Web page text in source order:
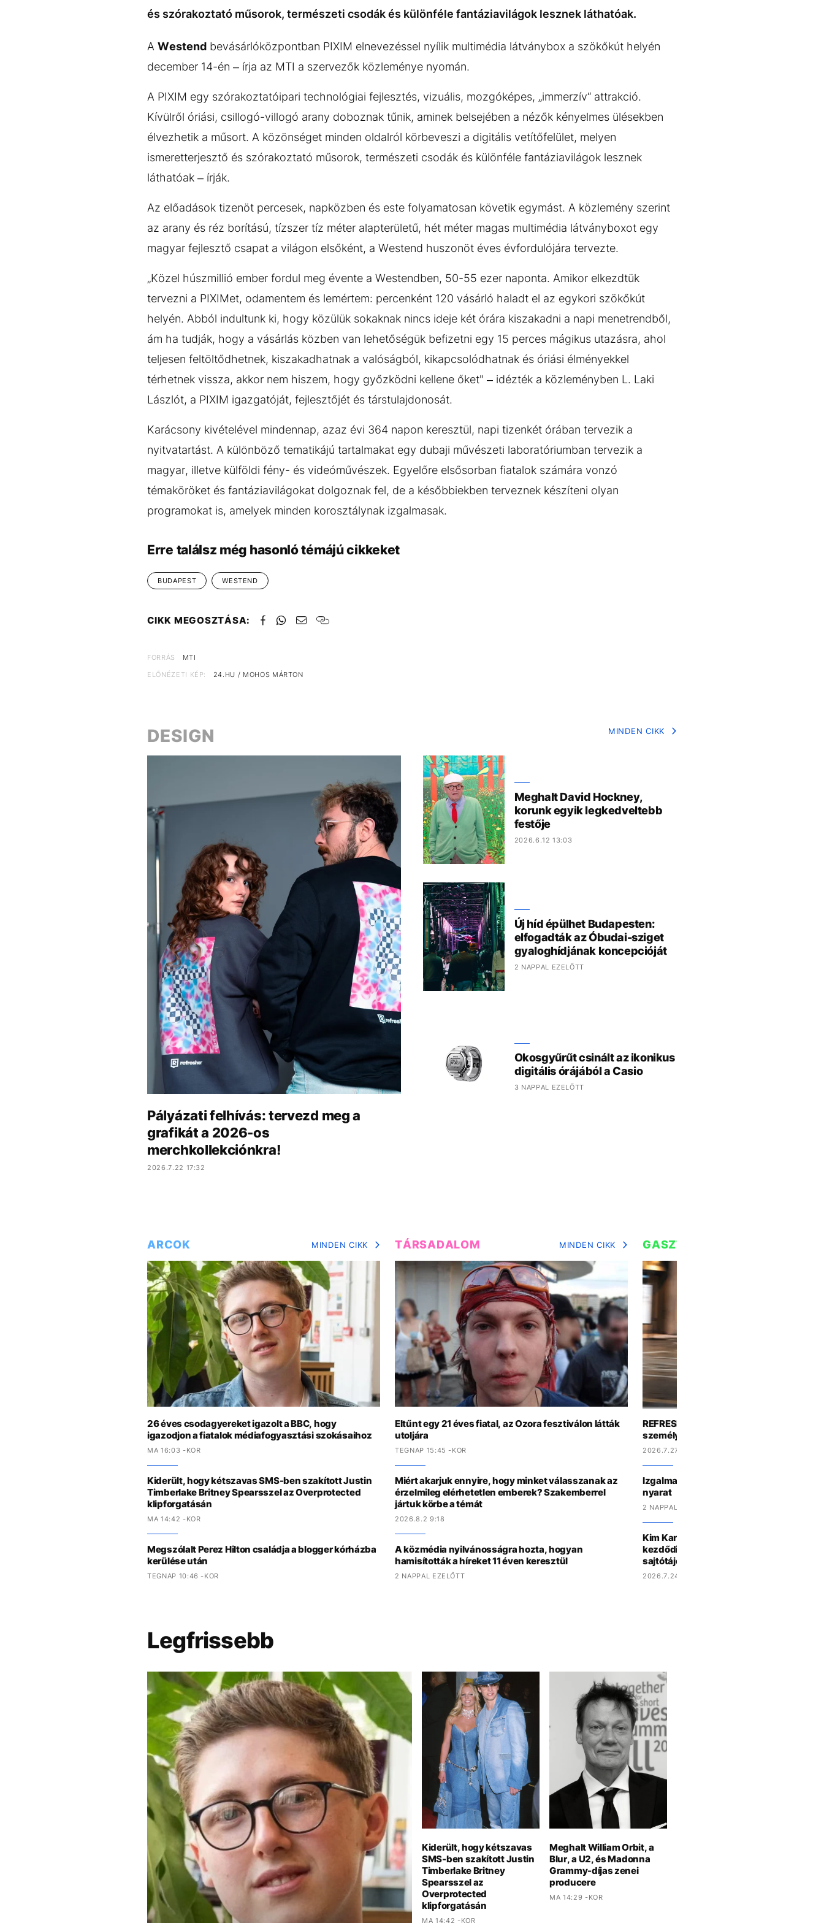
és szórakoztató műsorok, természeti csodák és különféle fantáziavilágok lesznek láthatóak.
A Westend bevásárlóközpontban PIXIM elnevezéssel nyílik multimédia látványbox a szökőkút helyén
december 14-én – írja az MTI a szervezők közleménye nyomán.
A PIXIM egy szórakoztatóipari technológiai fejlesztés, vizuális, mozgóképes, „immerzív“ attrakció.
Kívülről óriási, csillogó-villogó arany doboznak tűnik, aminek belsejében a nézők kényelmes ülésekben
élvezhetik a műsort. A közönséget minden oldalról körbeveszi a digitális vetítőfelület, melyen
ismeretterjesztő és szórakoztató műsorok, természeti csodák és különféle fantáziavilágok lesznek
láthatóak – írják.
Az előadások tizenöt percesek, napközben és este folyamatosan követik egymást. A közlemény szerint
az arany és réz borítású, tízszer tíz méter alapterületű, hét méter magas multimédia látványboxot egy
magyar fejlesztő csapat a világon elsőként, a Westend huszonöt éves évfordulójára tervezte.
„Közel húszmillió ember fordul meg évente a Westendben, 50-55 ezer naponta. Amikor elkezdtük
tervezni a PIXIMet, odamentem és lemértem: percenként 120 vásárló haladt el az egykori szökőkút
helyén. Abból indultunk ki, hogy közülük sokaknak nincs ideje két órára kiszakadni a napi menetrendből,
ám ha tudják, hogy a vásárlás közben van lehetőségük befizetni egy 15 perces mágikus utazásra, ahol
teljesen feltöltődhetnek, kiszakadhatnak a valóságból, kikapcsolódhatnak és óriási élményekkel
térhetnek vissza, akkor nem hiszem, hogy győzködni kellene őket" – idézték a közleményben L. Laki
Lászlót, a PIXIM igazgatóját, fejlesztőjét és társtulajdonosát.
Karácsony kivételével mindennap, azaz évi 364 napon keresztül, napi tizenkét órában tervezik a
nyitvatartást. A különböző tematikájú tartalmakat egy dubaji művészeti laboratóriumban tervezik a
magyar, illetve külföldi fény- és videóművészek. Egyelőre elsősorban fiatalok számára vonzó
témaköröket és fantáziavilágokat dolgoznak fel, de a későbbiekben terveznek készíteni olyan
programokat is, amelyek minden korosztálynak izgalmasak.
Erre találsz még hasonló témájú cikkeket
BUDAPEST WESTEND
CIKK MEGOSZTÁSA:
FORRÁS
MTI
ELŐNÉZETI KÉP:
24.HU / MOHOS MÁRTON
DESIGN MINDEN CIKK
Pályázati felhívás: tervezd meg a
grafikát a 2026-os
merchkollekciónkra!
2026.7.22 17:32
Meghalt David Hockney,
korunk egyik legkedveltebb
festője
2026.6.12 13:03
Új híd épülhet Budapesten:
elfogadták az Óbudai-sziget
gyaloghídjának koncepcióját
2 NAPPAL EZELŐTT
Okosgyűrűt csinált az ikonikus
digitális órájából a Casio
3 NAPPAL EZELŐTT
ARCOK MINDEN CIKK
26 éves csodagyereket igazolt a BBC, hogy
igazodjon a fiatalok médiafogyasztási szokásaihoz
MA 16:03 -KOR
Kiderült, hogy kétszavas SMS-ben szakított Justin
Timberlake Britney Spearsszel az Overprotected
klipforgatásán
MA 14:42 -KOR
Megszólalt Perez Hilton családja a blogger kórházba
kerülése után
TEGNAP 10:46 -KOR
TÁRSADALOM MINDEN CIKK
Eltűnt egy 21 éves fiatal, az Ozora fesztiválon látták
utoljára
TEGNAP 15:45 -KOR
Miért akarjuk ennyire, hogy minket válasszanak az
érzelmileg elérhetetlen emberek? Szakemberrel
jártuk körbe a témát
2026.8.2 9:18
A közmédia nyilvánosságra hozta, hogyan
hamisították a híreket 11 éven keresztül
2 NAPPAL EZELŐTT
GASZTRO
REFRESHER-TESZT: te milyen futár
személyiséged alapján?
2026.7.27 11:27
Izgalmas jegeskávékkal pörgeti fel a
nyarat
2 NAPPAL EZELŐTT
Kim Kardashian energiaitalos reklámja
kezdődik, mintha a bukott jogi
sajtótájékoztatót
2026.7.24 15:27
Legfrissebb
Kiderült, hogy kétszavas
SMS-ben szakított Justin
Timberlake Britney
Spearsszel az
Overprotected
klipforgatásán
MA 14:42 -KOR
Meghalt William Orbit, a
Blur, a U2, és Madonna
Grammy-díjas zenei
producere
MA 14:29 -KOR